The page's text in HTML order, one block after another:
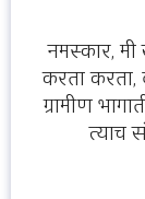
नमस्कार,
करता करता,
ग्रामीण
त्याच